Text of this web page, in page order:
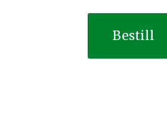
Bestill